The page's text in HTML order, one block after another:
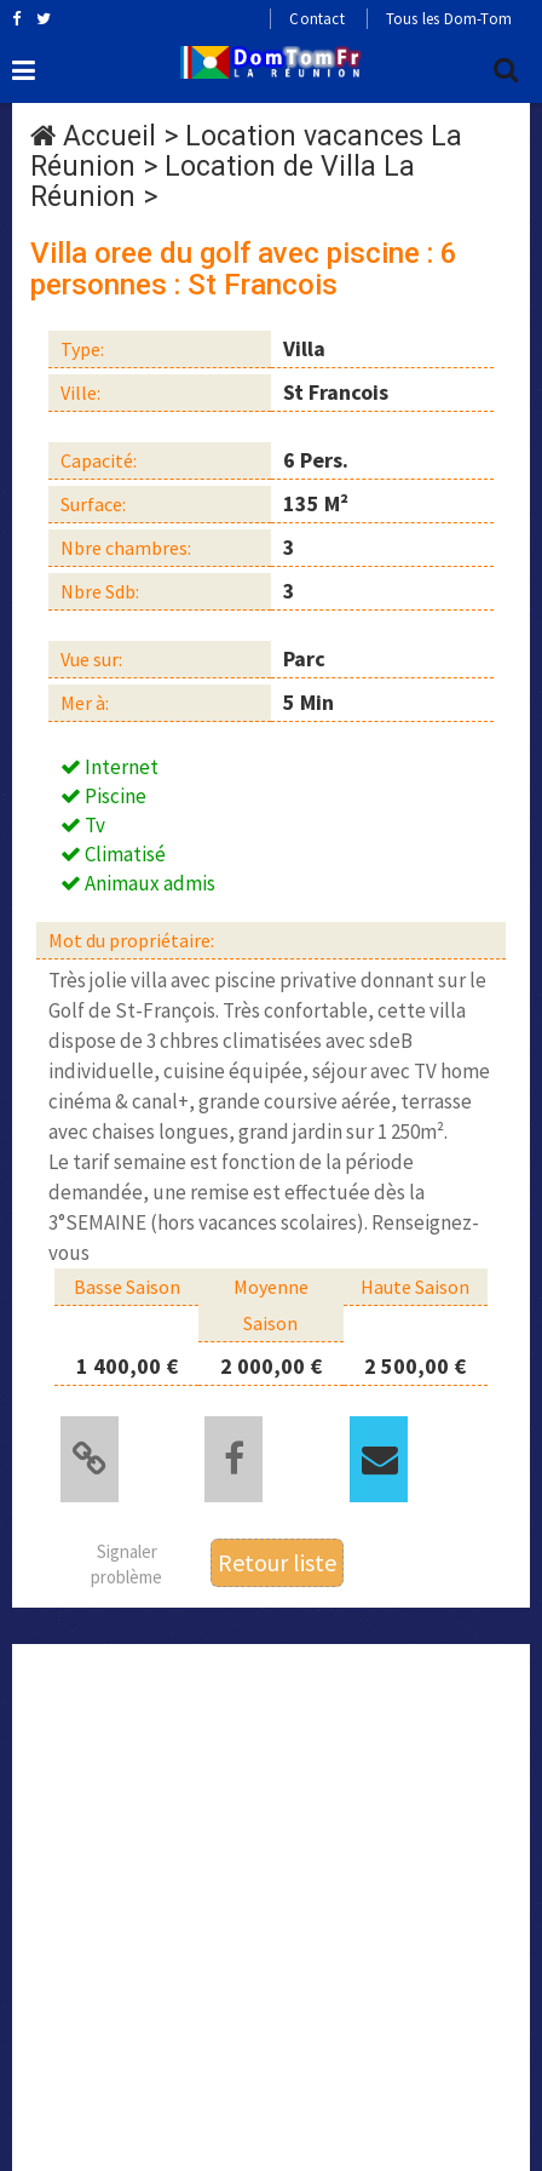
Contact Tous les Dom-Tom
Accueil > Location vacances La
Réunion > Location de Villa La
Réunion >
Villa oree du golf avec piscine : 6
personnes : St Francois
Type: Villa
Ville: St Francois
Capacité: 6 Pers.
Surface: 135 M²
Nbre chambres: 3
Nbre Sdb: 3
Vue sur: Parc
Mer à: 5 Min
Internet
Piscine
Tv
Climatisé
Animaux admis
Mot du propriétaire:
Très jolie villa avec piscine privative donnant sur le
Golf de St-François. Très confortable, cette villa
dispose de 3 chbres climatisées avec sdeB
individuelle, cuisine équipée, séjour avec TV home
cinéma & canal+, grande coursive aérée, terrasse
avec chaises longues, grand jardin sur 1 250m².
Le tarif semaine est fonction de la période
demandée, une remise est effectuée dès la
3°SEMAINE (hors vacances scolaires). Renseignez-
vous
Basse Saison
Moyenne
Saison
Haute Saison
1 400,00 € 2 000,00 € 2 500,00 €
Signaler
problème
Retour liste